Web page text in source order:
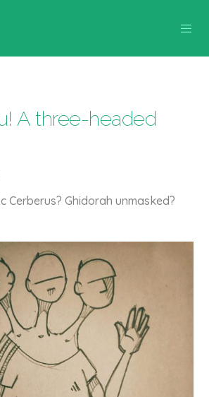
A three-headed
Cerberus? Ghidorah unmasked?